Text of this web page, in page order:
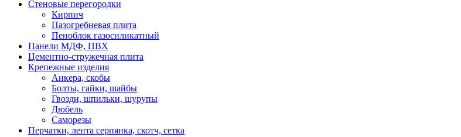
Стеновые перегородки
Кирпич
Пазогребневая плита
Пеноблок газосиликатный
Панели МДФ, ПВХ
Цементно-стружечная плита
Крепежные изделия
Анкера, скобы
Болты, гайки, шайбы
Гвозди, шпильки, шурупы
Дюбель
Саморезы
Перчатки, лента серпянка, скотч, сетка